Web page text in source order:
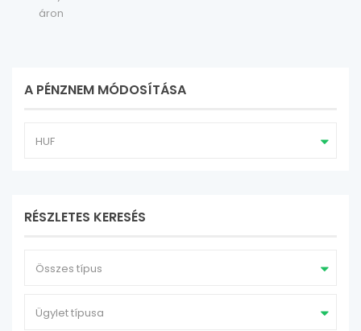
áron
A PÉNZNEM MÓDOSÍTÁSA
HUF
RÉSZLETES KERESÉS
Összes típus
Ügylet típusa